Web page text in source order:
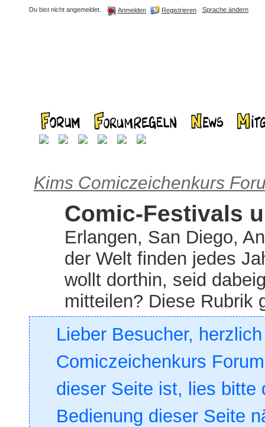
Du bist nicht angemeldet. Anmelden Registrieren Sprache ändern
Kims Comiczeichenkurs
Comic-Festivals
Erlangen, San Diego,
der Welt finden jedes
wollt dorthin, seid
mitteilen? Diese Rubrik
Lieber Besucher,
Comiczeichenkurs
dieser Seite ist, lies bitte
Bedienung dieser Seite